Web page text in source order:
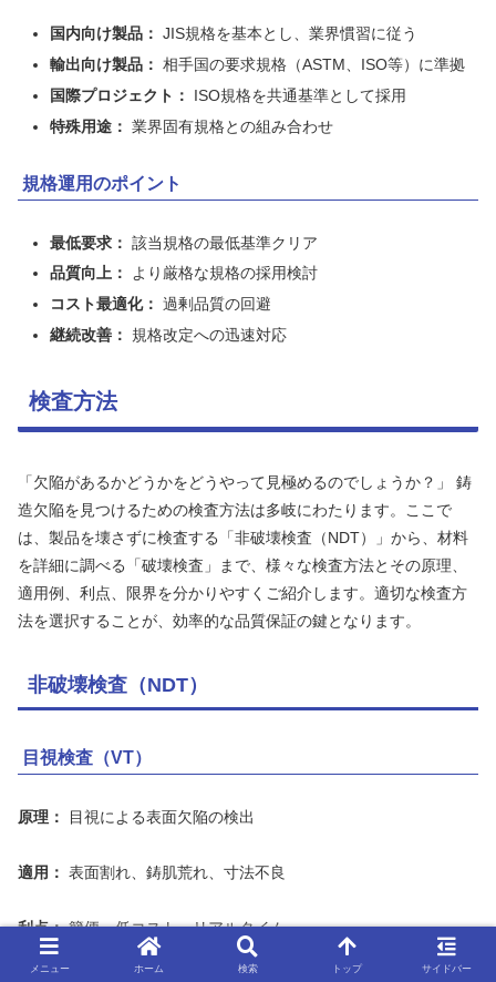
国内向け製品： JIS規格を基本とし、業界慣習に従う
輸出向け製品： 相手国の要求規格（ASTM、ISO等）に準拠
国際プロジェクト：
ISO規格を共通基準として採用
特殊用途： 業界固有規格との組み合わせ
規格運用のポイント
最低要求： 該当規格の最低基準クリア
品質向上：
より厳格な規格の採用検討
コスト最適化： 過剰品質の回避
継続改善：
規格改定への迅速対応
検査方法
「欠陥があるかどうかをどうやって見極めるのでしょうか？」 鋳
造欠陥を見つけるための検査方法は多岐にわたります。ここで
は、製品を壊さずに検査する「非破壊検査（NDT）」から、材料
を詳細に調べる「破壊検査」まで、様々な検査方法とその原理、
適用例、利点、限界を分かりやすくご紹介します。適切な検査方
法を選択することが、効率的な品質保証の鍵となります。
非破壊検査（NDT）
目視検査（VT）
原理： 目視による表面欠陥の検出
適用： 表面割れ、鋳肌荒れ、寸法不良
利点：簡便、低コスト、リアルタイム
メニュー ホーム 検索 トップ サイドバー